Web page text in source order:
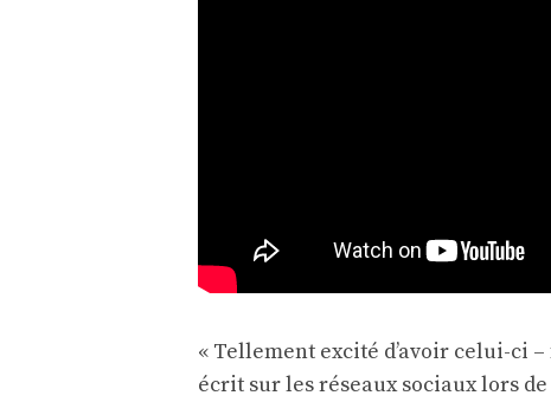
« Tellement excité d’avoir celui-ci
écrit sur les réseaux sociaux lors